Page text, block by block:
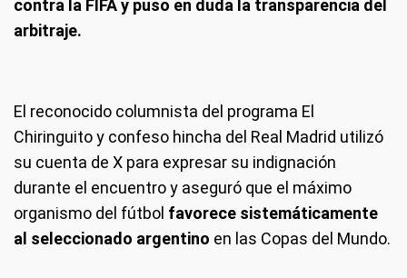
contra la FIFA y puso en duda la transparencia del
arbitraje.
El reconocido columnista del programa El
Chiringuito y confeso hincha del Real Madrid utilizó
su cuenta de X para expresar su indignación
durante el encuentro y aseguró que el máximo
organismo del fútbol favorece sistemáticamente
al seleccionado argentino en las Copas del Mundo.